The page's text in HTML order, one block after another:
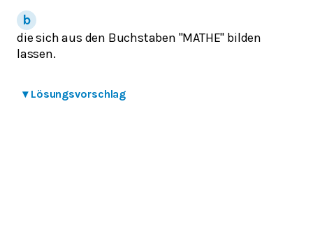
die sich aus den Buchstaben "MATHE" bilden
lassen.
▾ Lösungsvorschlag